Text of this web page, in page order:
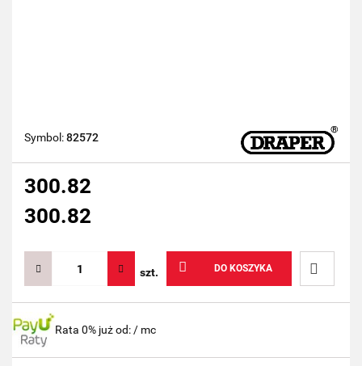
Symbol:82572
300.82
300.82
szt. DO KOSZYKA
Do
Rata 0% już od: / mc